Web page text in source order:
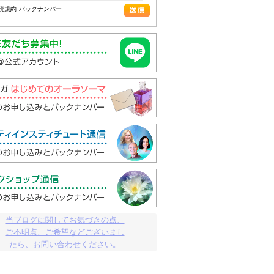
規約 バックナンバー
当ブログに関してお気づきの点、
ご不明点、ご希望などございまし
たら、お問い合わせください。